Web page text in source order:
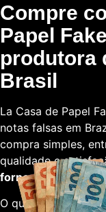
Compre
Papel
produtora
Brasil
La Casa de Papel
notas falsas em
compra simples,
qualidade e
fornecedores em
O que está